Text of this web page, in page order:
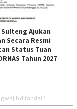
Ajukan
Secara Resmi
Status Tuan
Tahun 2027
wajib ditandai *